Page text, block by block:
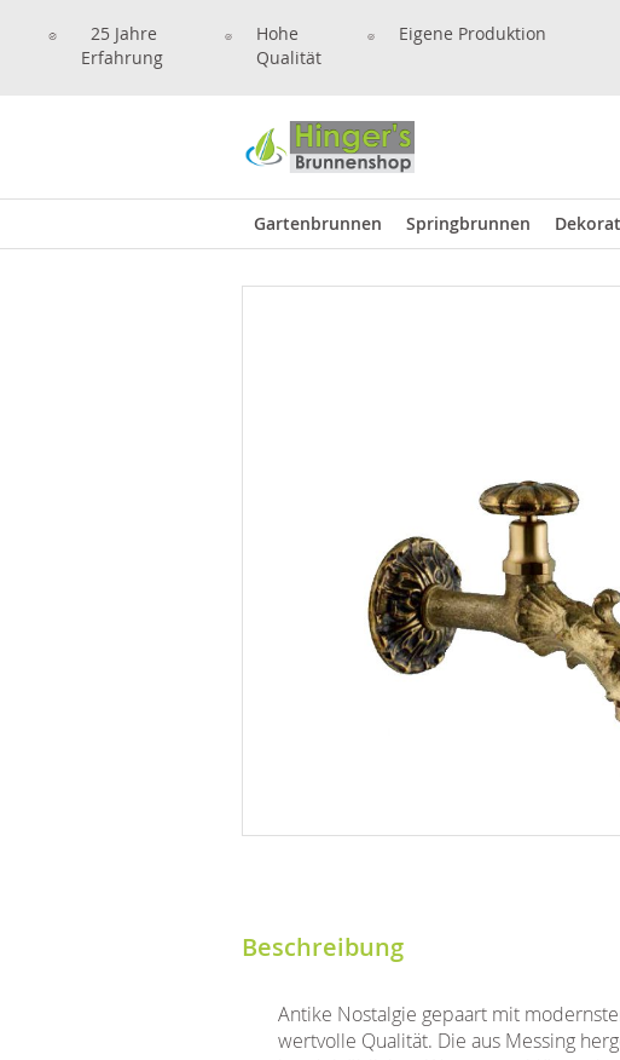
25 Jahre
Erfahrung
Hohe
Qualität
Eigene Produktion
Gartenbrunnen Springbrunnen
Beschreibung
Antike Nostalgie gepaart mit
wertvolle Qualität. Die aus Messing